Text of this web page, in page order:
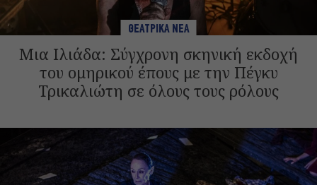
ΘΕΑΤΡΙΚΑ ΝΕΑ
Μια Ιλιάδα: Σύγχρονη σκηνική εκδοχή
του ομηρικού έπους με την Πέγκυ
Τρικαλιώτη σε όλους τους ρόλους